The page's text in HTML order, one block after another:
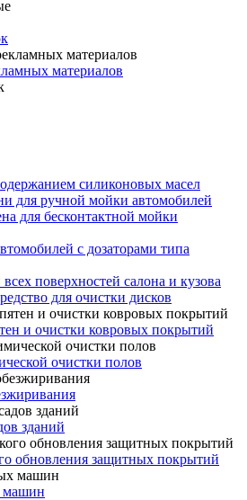
материалов
силиконовых масел
для ручной мойки автомобилей
для бесконтактной мойки
с дозаторами типа
поверхностей салона и кузова
для очистки дисков
и очистки ковровых покрытий
очистки полов
зданий
обновления защитных покрытий
машин